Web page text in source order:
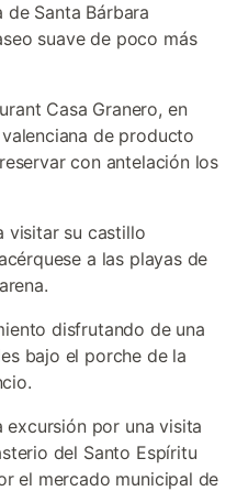
de Santa Bárbara
suave de poco más
Casa Granero, en
de producto
con antelación los
visitar su castillo
a las playas de
disfrutando de una
bajo el porche de la
excursión por una visita
del Santo Espíritu
el mercado municipal de